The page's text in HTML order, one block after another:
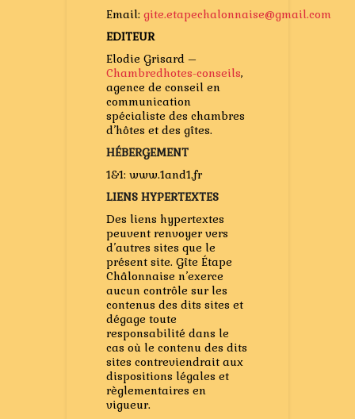
Email: gite.etapechalonnaise@gmail.com
EDITEUR
Elodie Grisard –
Chambredhotes-conseils,
agence de conseil en
communication
spécialiste des chambres
d’hôtes et des gîtes.
HÉBERGEMENT
1&1: www.1and1.fr
LIENS HYPERTEXTES
Des liens hypertextes
peuvent renvoyer vers
d’autres sites que le
présent site. Gîte Étape
Châlonnaise n’exerce
aucun contrôle sur les
contenus des dits sites et
dégage toute
responsabilité dans le
cas où le contenu des dits
sites contreviendrait aux
dispositions légales et
règlementaires en
vigueur.